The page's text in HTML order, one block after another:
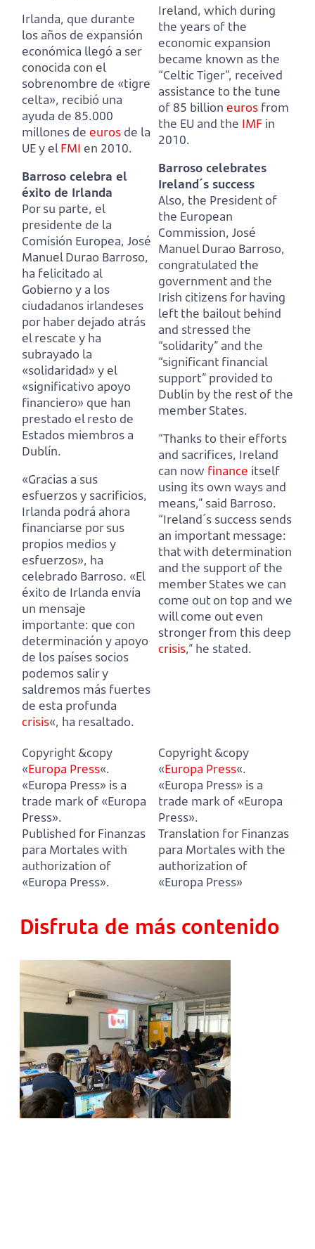
Irlanda, que durante
los años de expansión
económica llegó a ser
conocida con el
sobrenombre de «tigre
celta», recibió una
ayuda de 85.000
millones de euros de la
UE y elFMI en 2010.
Barroso celebra el
éxito de Irlanda
Por su parte, el
presidente de la
Comisión Europea, José
Manuel Durao Barroso,
ha felicitado al
Gobierno y a los
ciudadanos irlandeses
por haber dejado atrás
el rescate y ha
subrayado la
«solidaridad» y el
«significativo apoyo
financiero» que han
prestado el resto de
Estados miembros a
Dublín.
«Gracias a sus
esfuerzos y sacrificios,
Irlanda podrá ahora
financiarse por sus
propios medios y
esfuerzos», ha
celebrado Barroso. «El
éxito de Irlanda envía
un mensaje
importante: que con
determinación y apoyo
de los países socios
podemos salir y
saldremos más fuertes
de esta profunda
crisis«, ha resaltado.
Ireland, which during
the years of the
economic expansion
became known as the
“Celtic Tiger”, received
assistance to the tune
of 85 billion euros from
the EU and the IMF in
2010.
Barroso celebrates
Ireland´s success
Also, the President of
the European
Commission, José
Manuel Durao Barroso,
congratulated the
government and the
Irish citizens for having
left the bailout behind
and stressed the
“solidarity” and the
“significant financial
support” provided to
Dublin by the rest of the
member States.
“Thanks to their efforts
and sacrifices, Ireland
can now finance itself
using its own ways and
means,” said Barroso.
“Ireland´s success sends
an important message:
that with determination
and the support of the
member States we can
come out on top and we
will come out even
stronger from this deep
crisis,” he stated.
Copyright &copy
«Europa Press«.
«Europa Press» is a
trade mark of «Europa
Press».
Published for Finanzas
para Mortales with
authorization of
«Europa Press».
Copyright &copy
«Europa Press«.
«Europa Press» is a
trade mark of «Europa
Press».
Translation for Finanzas
para Mortales with the
authorization of
«Europa Press»
Disfruta de más contenido